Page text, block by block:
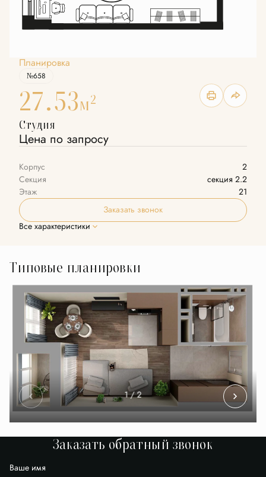
Планировка
№658
27.53м2
Студия
Цена по запросу
Корпус
2
Секция
секция 2.2
Этаж
21
Заказать звонок
Все характеристики
Типовые планировки
1 / 2
Заказать обратный звонок
Ваше имя